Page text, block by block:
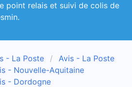
point relais et suivi de colis de
- La Poste
Avis - La Poste
- Nouvelle-Aquitaine
- Dordogne